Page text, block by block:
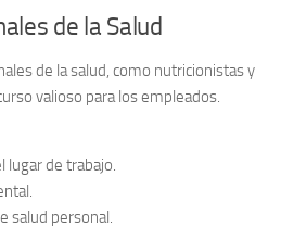
de la Salud
de la salud, como nutricionistas y
valioso para los empleados.
lugar de trabajo.
salud personal.